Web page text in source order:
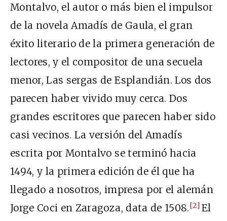
Montalvo, el autor o más bien el impulsor
de la novela Amadís de Gaula, el gran
éxito literario de la primera generación de
lectores, y el compositor de una secuela
menor, Las sergas de Esplandián. Los dos
parecen haber vivido muy cerca. Dos
grandes escritores que parecen haber sido
casi vecinos. La versión del Amadís
escrita por Montalvo se terminó hacia
1494, y la primera edición de él que ha
llegado a nosotros, impresa por el alemán
Jorge Coci en Zaragoza, data de 1508.[2] El